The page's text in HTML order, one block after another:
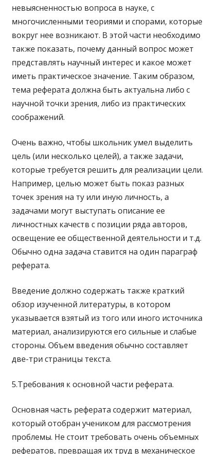
невыясненностью вопроса в науке, с
многочисленными теориями и спорами, которые
вокруг нее возникают. В этой части необходимо
также показать, почему данный вопрос может
представлять научный интерес и какое может
иметь практическое значение. Таким образом,
тема реферата должна быть актуальна либо с
научной точки зрения, либо из практических
соображений.
Очень важно, чтобы школьник умел выделить
цель (или несколько целей), а также задачи,
которые требуется решить для реализации цели.
Например, целью может быть показ разных
точек зрения на ту или иную личность, а
задачами могут выступать описание ее
личностных качеств с позиции ряда авторов,
освещение ее общественной деятельности и т.д.
Обычно одна задача ставится на один параграф
реферата.
Введение должно содержать также краткий
обзор изученной литературы, в котором
указывается взятый из того или иного источника
материал, анализируются его сильные и слабые
стороны. Объем введения обычно составляет
две-три страницы текста.
5.Требования к основной части реферата.
Основная часть реферата содержит материал,
который отобран учеником для рассмотрения
проблемы. Не стоит требовать очень объемных
рефератов, превращая их труд в механическое